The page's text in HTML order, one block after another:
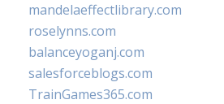
mandelaeffectlibrary.com
roselynns.com
balanceyoganj.com
salesforceblogs.com
TrainGames365.com